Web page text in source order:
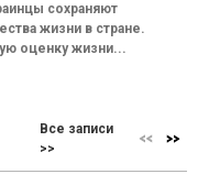
сохраняют
жизни в стране.
оценку жизни...
Все записи
>>